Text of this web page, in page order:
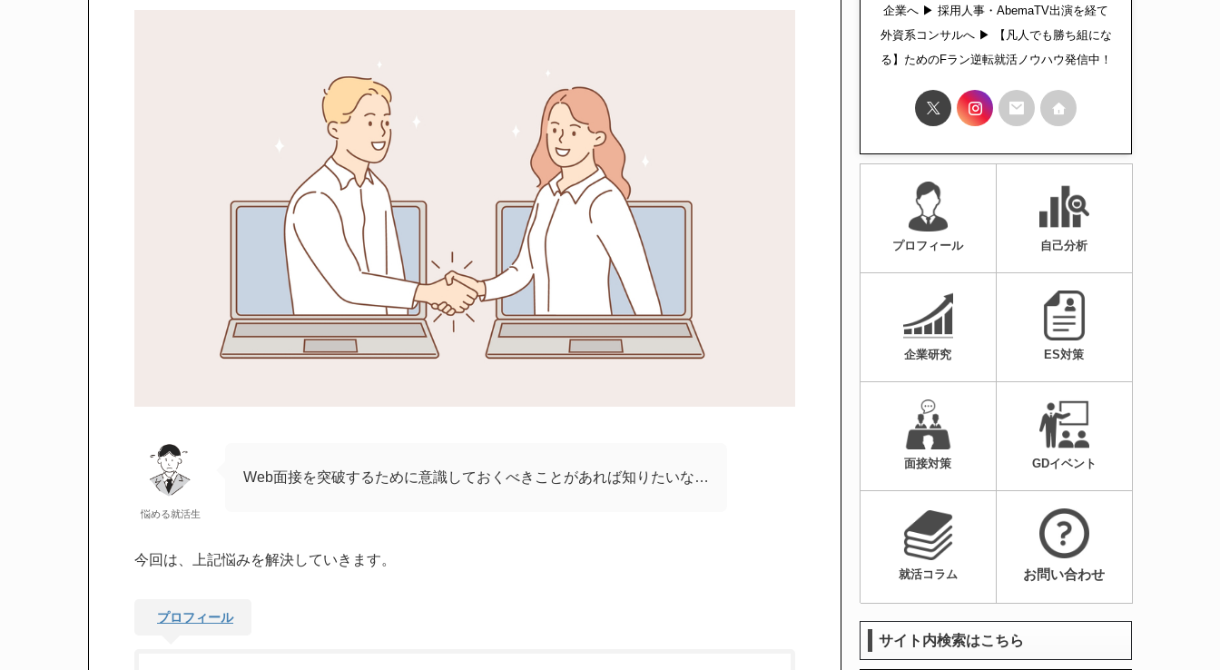
悩める就活生
Web面接を突破するために意識しておくべきことがあれば知りたいな…
今回は、上記悩みを解決していきます。
プロフィール
企業へ ▶︎ 採用人事・AbemaTV出演を経て
外資系コンサルへ ▶︎ 【凡人でも勝ち組にな
る】ためのFラン逆転就活ノウハウ発信中！
プロフィール 自己分析
企業研究 ES対策
面接対策 GDイベント
就活コラム お問い合わせ
サイト内検索はこちら